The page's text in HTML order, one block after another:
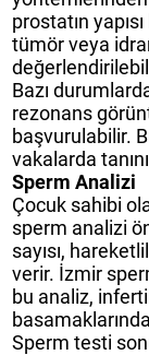
prostatın
tümör veya
Bazı
rezonans
başvurulabilir.
vakalarda
Sperm Analizi
Çocuk sahibi
sperm analizi
sayısı,
verir. İzmir
bu analiz,
Sperm testi